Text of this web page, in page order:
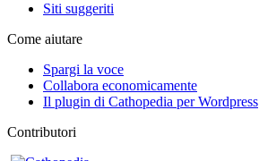
Siti suggeriti
Come aiutare
Spargi la voce
Collabora economicamente
Il plugin di Cathopedia per Wordpress
Contributori